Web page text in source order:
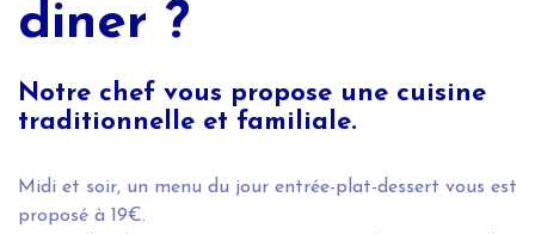
diner ?
Notre chef vous propose une cuisine
traditionnelle et familiale.
Midi et soir, un menu du jour entrée-plat-dessert vous est
proposé à 19€.